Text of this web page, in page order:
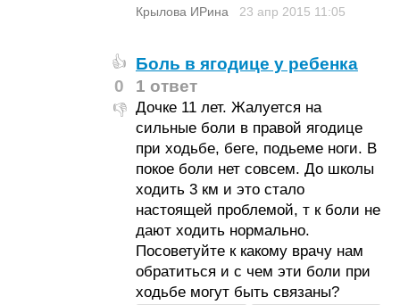
Крылова ИРина 23 апр 2015 11:05
👍
0
👎
Боль в ягодице у ребенка
1 ответ
Дочке 11 лет. Жалуется на
сильные боли в правой ягодице
при ходьбе, беге, подьеме ноги. В
покое боли нет совсем. До школы
ходить 3 км и это стало
настоящей проблемой, т к боли не
дают ходить нормально.
Посоветуйте к какому врачу нам
обратиться и с чем эти боли при
ходьбе могут быть связаны?